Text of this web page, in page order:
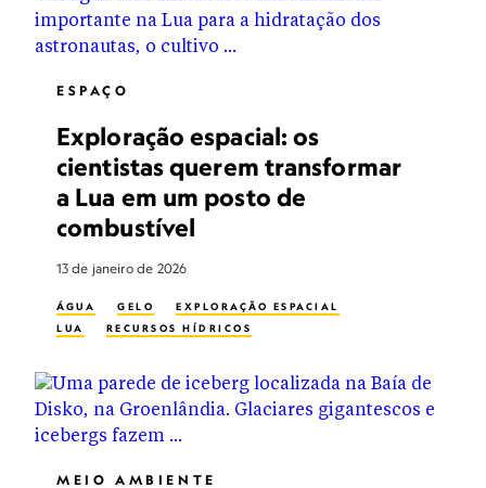
ESPAÇO
Exploração espacial: os
cientistas querem transformar
a Lua em um posto de
combustível
13 de janeiro de 2026
ÁGUA GELO
EXPLORAÇÃO ESPACIAL
LUA
RECURSOS HÍDRICOS
MEIO AMBIENTE